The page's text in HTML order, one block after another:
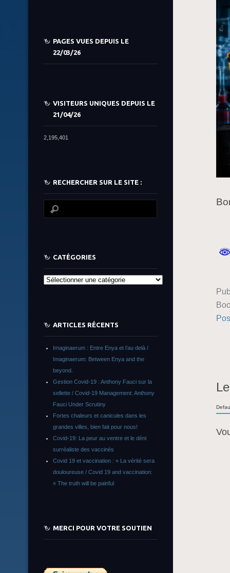
PAGES VUES DEPUIS LE
22/03/26
VISITEURS UNIQUES DEPUIS LE
21/04/26
2,195,401
RECHERCHER SUR LE SITE :
CATÉGORIES
Catégories
ARTICLES RÉCENTS
Imaginaerum : Entre Enya et l’au delà /
Imaginaerum: Between Enya and the
beyond.
Gestion Covid-19 : Anthony Fauci sur la
sellette / Covid-19 Management: Anthony
Fauci Under Scrutiny
Fortes chaleurs et canicules dans les
grandes villes, bien fait pour nous!
Covid-19: La peur au ventre et le déni
surréaliste des vaccinés
Covid 19 et vaccination : « La vérité sera
douloureuse / Covid 19 and vaccination:
« The truth will be painful
MERCI POUR VOTRE SOUTIEN